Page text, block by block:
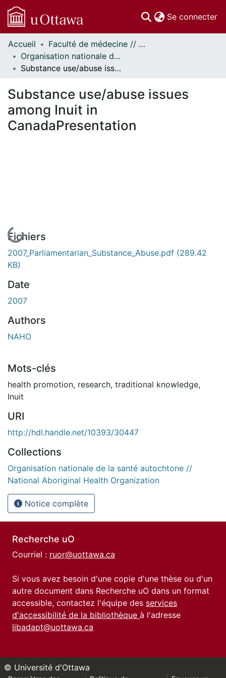
Se connecter
Communautés
et collections
Parcourir
À propos
Accueil
Faculté de médecine // Faculty of Medicine
Organisation nationale de la santé autochtone // National Aboriginal Health Organization
Substance use/abuse issues among Inuit in CanadaPresentation
Substance use/abuse issues
among Inuit in
CanadaPresentation
En cours de chargement...
Fichiers
2007_Parliamentarian_Substance_Abuse.pdf (289.42
KB)
Date
2007
Authors
NAHO
Mots-clés
health promotion, research, traditional knowledge,
Inuit
URI
http://hdl.handle.net/10393/30447
Collections
Organisation nationale de la santé autochtone //
National Aboriginal Health Organization
Notice complète
Recherche uO
Courriel : ruor@uottawa.ca
Si vous avez besoin d'une copie d'une thèse ou d'un
autre document dans Recherche uO dans un format
accessible, contactez l'équipe des services
d'accessibilité de la bibliothèque à l'adresse
libadapt@uottawa.ca
© Université d'Ottawa